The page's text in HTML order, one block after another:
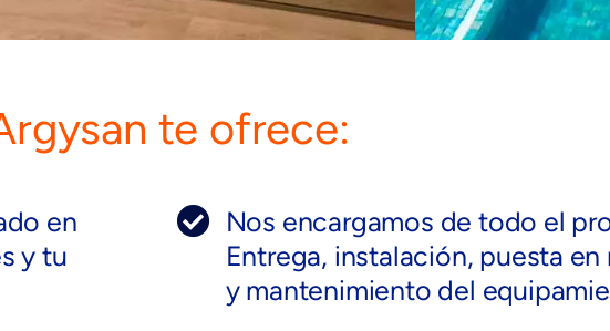
te ofrece:
en
y tu
Nos encargamos de todo el
Entrega, instalación, puesta en
y mantenimiento del